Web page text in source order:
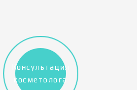
Консультация
косметолога